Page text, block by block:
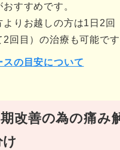
おすすめです。
よりお越しの方は1日2回
2回目）の治療も可能です
スの目安について
改善の為の痛み